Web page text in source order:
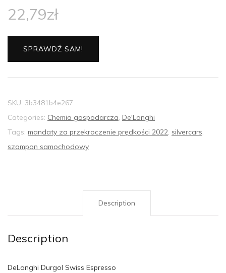
22,79zł
SPRAWDŹ SAM!
SKU: 3b3481b4e267
Categories: Chemia gospodarcza De'Longhi
Tags: mandaty za przekroczenie prędkości 2022 silvercars
szampon samochodowy
Description
Description
DeLonghi Durgol Swiss Espresso